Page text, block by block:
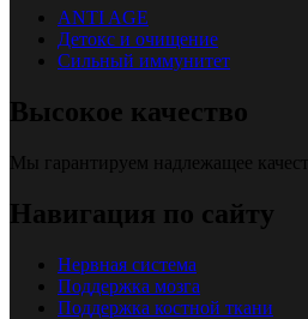
ANTI AGE
Детокс и очищение
Сильный иммунитет
Высокое качество
Мы гарантируем надлежащее
Навигация по сайту
Нервная система
Поддержка мозга
Поддержка костной ткани